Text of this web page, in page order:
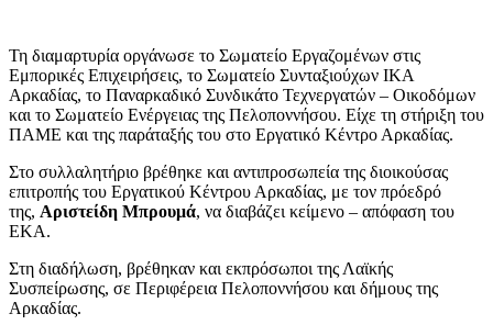
Τη διαμαρτυρία οργάνωσε το Σωματείο Εργαζομένων στις
Εμπορικές Επιχειρήσεις, το Σωματείο Συνταξιούχων ΙΚΑ
Αρκαδίας, το Παναρκαδικό Συνδικάτο Τεχνεργατών – Οικοδόμων
και το Σωματείο Ενέργειας της Πελοποννήσου. Είχε τη στήριξη του
ΠΑΜΕ και της παράταξής του στο Εργατικό Κέντρο Αρκαδίας.
Στο συλλαλητήριο βρέθηκε και αντιπροσωπεία της διοικούσας
επιτροπής του Εργατικού Κέντρου Αρκαδίας, με τον πρόεδρό
της, Αριστείδη Μπρουμά, να διαβάζει κείμενο – απόφαση του
ΕΚΑ.
Στη διαδήλωση, βρέθηκαν και εκπρόσωποι της Λαϊκής
Συσπείρωσης, σε Περιφέρεια Πελοποννήσου και δήμους της
Αρκαδίας.